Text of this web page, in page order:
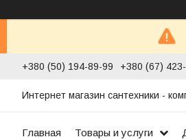
+380 (50) 194-89-99 +380 (67)
Интернет магазин сантехники -
Главная Товары и услуги